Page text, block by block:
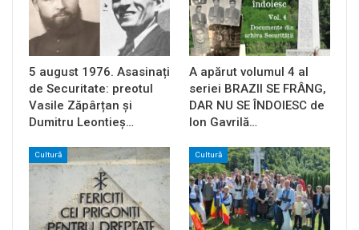
5 august 1976. Asasinați
de Securitate: preotul
Vasile Zăpârțan și
Dumitru Leontieș…
A apărut volumul 4 al
seriei BRAZII SE FRÂNG,
DAR NU SE ÎNDOIESC de
Ion Gavrilă…
Cultură Cultură